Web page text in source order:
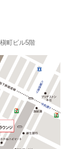
町ビル5階